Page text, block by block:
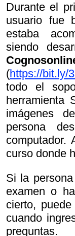
Durante el
usuario fue
estaba
siendo
(https://bit.ly/
todo el
herramienta
imágenes
persona
computador.
curso donde
Si la
examen o
cierto,
cuando
preguntas.